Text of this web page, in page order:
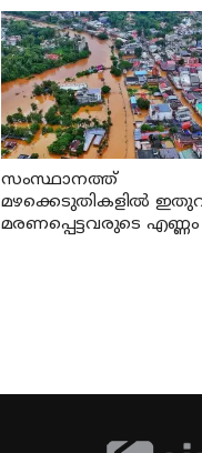
സംസ്ഥാനത്ത്
മഴക്കെടുതികളില്‍
മരണപ്പെട്ടവരുടെ എണ്ണം